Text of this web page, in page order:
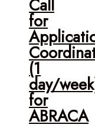
Call
for
(1
day/
for
ABRACA